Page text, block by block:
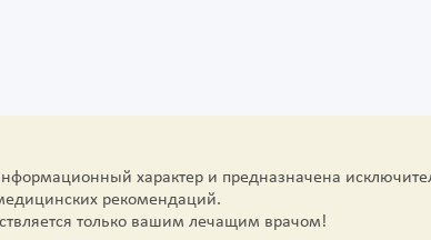
характер и предназначена
рекомендаций.
только вашим лечащим врачом!